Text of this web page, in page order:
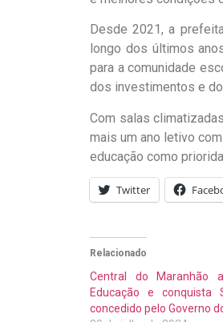
Desde 2021, a
longo dos últimos
para a comunidade
dos investimentos e
Com salas
mais um ano letivo
educação como
Twitter
Relacionado
Central do Maranhão
Educação e conquista
concedido pelo Governo